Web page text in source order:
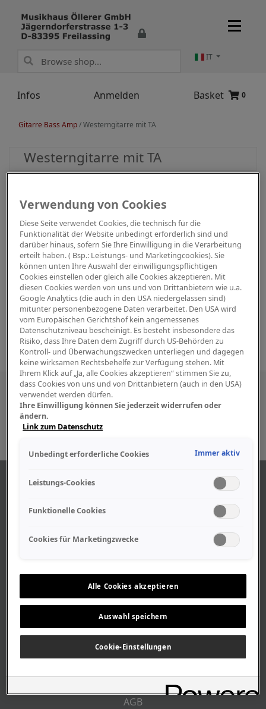
Infos Anmelden Basket 0
IT
Gitarre Bass Amp/Westerngitarre mit TA
Westerngitarre mit TA
Besuchen Sie uns auch in den sozialen
Medien
Geschäftszeiten
Stellenangebote
Geschichte
CUSTOMER INFO
AGB
Verwendung von Cookies
Diese Seite verwendet Cookies, die technisch für die
Funktionalität der Website unbedingt erforderlich sind und
darüber hinaus, sofern Sie Ihre Einwilligung in die Verarbeitung
erteilt haben. ( Bsp.: Leistungs- und Marketingcookies). Sie
können unten Ihre Auswahl der einwilligungspflichtigen
Cookies einstellen oder gleich alle Cookies akzeptieren. Mit
diesen Cookies werden von uns und von Drittanbietern wie u.a.
Google Analytics (die auch in den USA niedergelassen sind)
mitunter personenbezogene Daten verarbeitet. Den USA wird
vom Europäischen Gerichtshof kein angemessenes
Datenschutzniveau bescheinigt. Es besteht insbesondere das
Risiko, dass Ihre Daten dem Zugriff durch US-Behörden zu
Kontroll- und Überwachungszwecken unterliegen und dagegen
keine wirksamen Rechtsbehelfe zur Verfügung stehen. Mit
Ihrem Klick auf „Ja, alle Cookies akzeptieren“ stimmen Sie zu,
dass Cookies von uns und von Drittanbietern (auch in den USA)
verwendet werden dürfen.
Ihre Einwilligung können Sie jederzeit widerrufen oder
ändern.
Link zum Datenschutz
Unbedingt erforderliche Cookies Immer aktiv
Leistungs-Cookies
Funktionelle Cookies
Cookies für Marketingzwecke
Alle Cookies akzeptieren
Auswahl speichern
Cookie-Einstellungen